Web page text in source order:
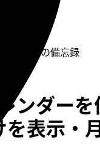
ザイナーの備忘録
ンダー
を表示